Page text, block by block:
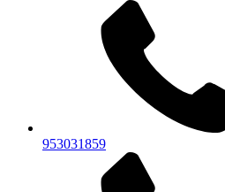
953031859